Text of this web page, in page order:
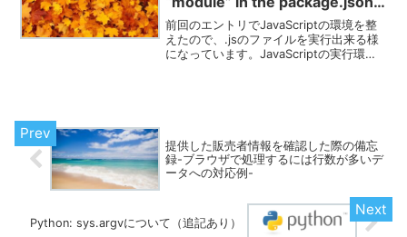
or use the .mjs extension. への
対応(備忘録)
前回のエントリでJavaScriptの環境を整
えたので、.jsのファイルを実行出来る様
になっています。JavaScriptの実行環境
提供した販売者情報を確認した際の備忘
録-ブラウザで処理するには行数が多いデ
ータへの対応例-
Python: sys.argvについて（追記あり）